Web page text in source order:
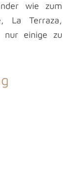
wie zum
La Terraza,
einige zu